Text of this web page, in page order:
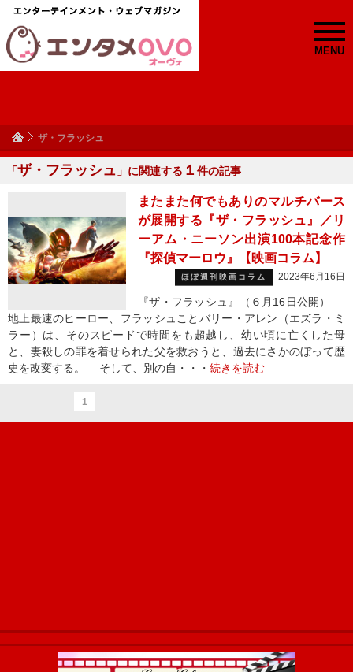
MENU
ザ・フラッシュ
「ザ・フラッシュ 」に関連する １ 件の記事
またまた何でもありのマルチバース
が展開する『ザ・フラッシュ』／リ
ーアム・ニーソン出演100本記念作
『探偵マーロウ』【映画コラム】
ほぼ週刊映画コラム 2023年6月16日
『ザ・フラッシュ』（６月16日公開）
地上最速のヒーロー、フラッシュことバリー・アレン（エズラ・ミ
ラー）は、そのスピードで時間をも超越し、幼い頃に亡くした母
と、妻殺しの罪を着せられた父を救おうと、過去にさかのぼって歴
史を改変する。 そして、別の自・・・ 続きを読む
1